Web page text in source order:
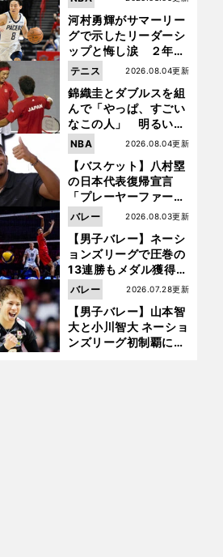
河村勇輝がサマーリー
グで示したリーダーシ
ップと悔し涙 ２年ぶ
りの日本代表の舞台を
糧に３年目のNBA挑戦
は続く
錦織圭とダブルスを組
んで「やっぱ、すごい
なこの人」 明るい表
情と言葉で内山靖崇の
迷いを払ってくれた
2026.08.04更新
テニス
【バスケット】八村塁
の日本代表復帰宣言
「プレーヤーファース
ト」を説き続けた信念
と日本協会の変化
2026.08.04更新
NBA
【男子バレー】ネーシ
ョンズリーグで圧巻の
13連勝もメダル獲得な
らず 五輪を目指す日本
の現在地
2026.08.03更新
バレー
【男子バレー】山本智
大と小川智大 ネーショ
ンズリーグ初制覇に欠
2026.07.28更新
バレー